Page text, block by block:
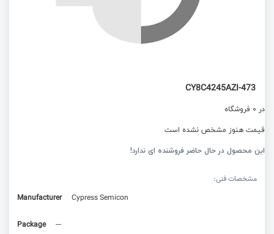
CY8C4245AZI-473
در 0 فروشگاه
قیمت هنوز مشخص نشده است
این محصول در حال حاضر فروشنده ای ندارد!
مشخصات فنی:
Manufacturer
Cypress Semicon
Package ---